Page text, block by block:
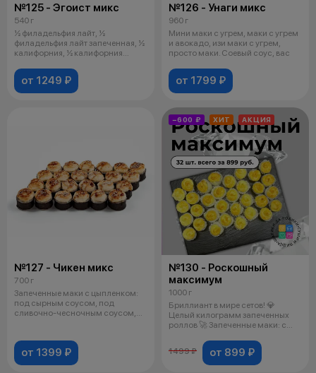
№125 - Эгоист микс
540 г
½ филадельфия лайт, ½
филадельфия лайт запеченная, ½
калифорния, ½ калифорния
от 1249 ₽
№126 - Унаги микс
960 г
Мини маки с угрем, маки с угрем
и авокадо, изи маки с угрем,
просто маки. Соевый соус, вас
от 1799 ₽
№127 - Чикен микс
700 г
Запеченные маки с цыпленком:
под сырным соусом, под
сливочно-чесночным соусом,
от 1399 ₽
−600 ₽ ХИТ АКЦИЯ
№130 - Роскошный
максимум
1000 г
Бриллиант в мире сетов! 💎
Целый килограмм запеченных
роллов 🚀 Запеченные маки: с
1499 ₽
от 899 ₽